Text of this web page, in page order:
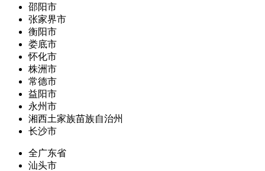
邵阳市
张家界市
衡阳市
娄底市
怀化市
株洲市
常德市
益阳市
永州市
湘西土家族苗族自治州
长沙市
全广东省
汕头市